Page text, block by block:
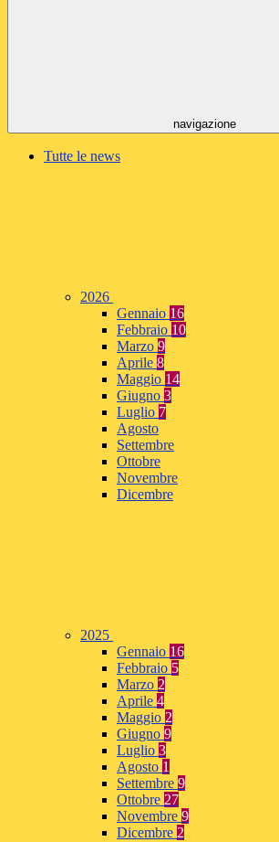
navigazione
Tutte le news
2026
Gennaio 16
Febbraio 10
Marzo 9
Aprile 8
Maggio 14
Giugno 3
Luglio 7
Agosto
Settembre
Ottobre
Novembre
Dicembre
2025
Gennaio 16
Febbraio 5
Marzo 2
Aprile 4
Maggio 2
Giugno 9
Luglio 3
Agosto 1
Settembre 9
Ottobre 27
Novembre 9
Dicembre 2